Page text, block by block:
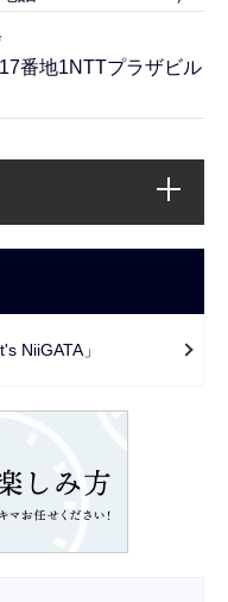
番地1NTTプラザビル
NiiGATA」